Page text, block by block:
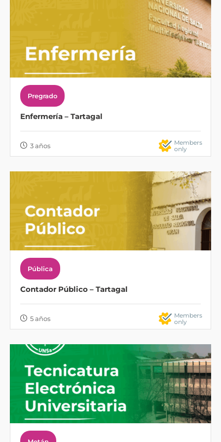
Pregrado
Enfermería – Tartagal
3 años
Members
only
Pública
Contador Público – Tartagal
5 años
Members
only